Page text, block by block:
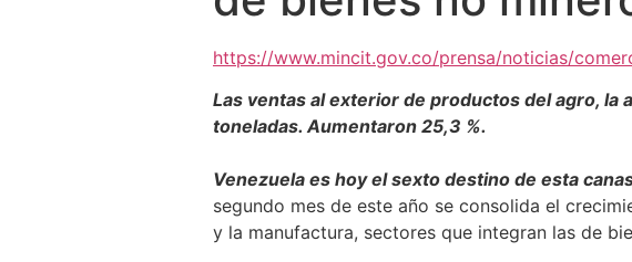
https://www.mincit.gov.co/prensa/noticias/
Las ventas al exterior de productos del agro, la
toneladas. Aumentaron 25,3 %.
Venezuela es hoy el sexto destino de esta
segundo mes de este año se consolida el
y la manufactura, sectores que integran las de